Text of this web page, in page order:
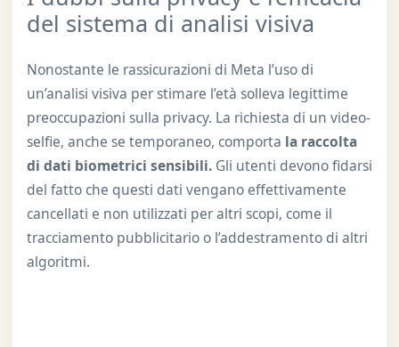
del sistema di analisi visiva
Nonostante le rassicurazioni di Meta l’uso di
un’analisi visiva per stimare l’età solleva legittime
preoccupazioni sulla privacy. La richiesta di un video-
selfie, anche se temporaneo, comporta la raccolta
di dati biometrici sensibili. Gli utenti devono fidarsi
del fatto che questi dati vengano effettivamente
cancellati e non utilizzati per altri scopi, come il
tracciamento pubblicitario o l’addestramento di altri
algoritmi.